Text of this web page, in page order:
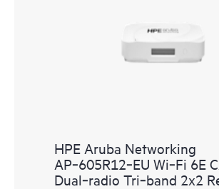
HPE Aruba Networking
AP‑605R12‑EU Wi‑Fi 6E
Dual‑radio Tri‑band 2x2